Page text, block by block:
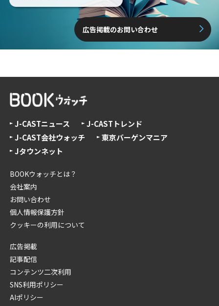
広告掲載のお問い合わせ
J-CASTニュース
J-CASTトレンド
J-CAST会社ウォッチ
東京バーゲンマニア
Jタウンネット
BOOKウォッチとは？
会社案内
お問い合わせ
個人情報保護方針
クッキーの利用について
広告掲載
記事配信
コンテンツ二次利用
SNS利用ポリシー
AIポリシー